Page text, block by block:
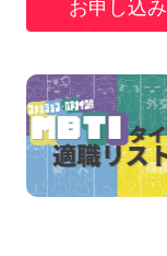
お申し込み